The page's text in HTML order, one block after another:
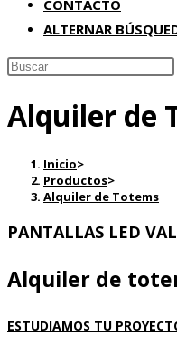
CONTACTO
ALTERNAR
Alquiler de
Inicio>
Productos>
Alquiler de Totems
PANTALLAS LED
Alquiler de
ESTUDIAMOS TU